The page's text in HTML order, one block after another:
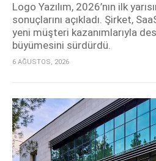
Logo Yazılım, 2026’nın ilk
sonuçlarını açıkladı. Şirket,
yeni müşteri kazanımlarıyla
büyümesini sürdürdü.
6 AĞUSTOS, 2026